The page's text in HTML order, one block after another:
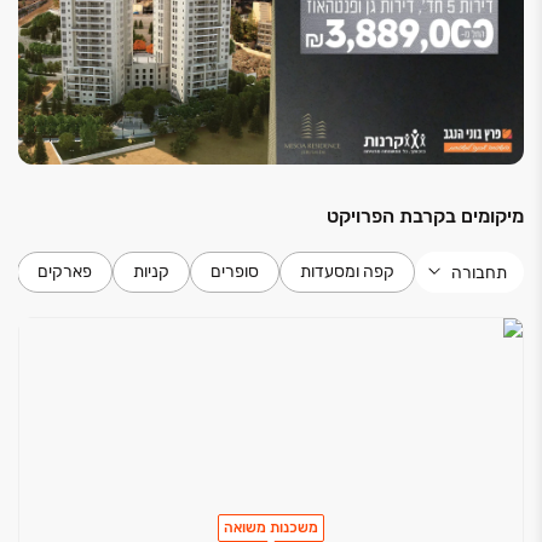
לחיים.
מיקומים בקרבת הפרויקט
תחבורה קפה ומסעדות סופרים קניות פארקים
משכנות משואה